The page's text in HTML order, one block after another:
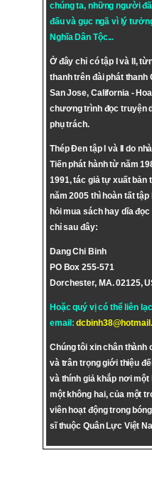
chúng ta, những người
đấu và gục ngã vì lý
Nghĩa Dân Tộc...
Ở đây chỉ có tập I và II,
thanh trên đài phát
San Jose, California -
chương trình đọc truyện
phụ trách.
Thép Đen tập I và II do
Tiến phát hành từ năm
1991, tác giả tự xuất bản
năm 2005 thì hoàn tất tập
hỏi mua sách hay dĩa
chỉ sau đây:
Dang Chi Binh
PO Box 255-571
Dorchester, MA. 02125,
Hoặc quý vị có thể liên
email:
Chúng tôi xin chân thành
và trân trọng giới thiệu
và thính giả khắp nơi một
một không hai, của một
viên hoạt động trong
sĩ thuộc Quân Lực Việt